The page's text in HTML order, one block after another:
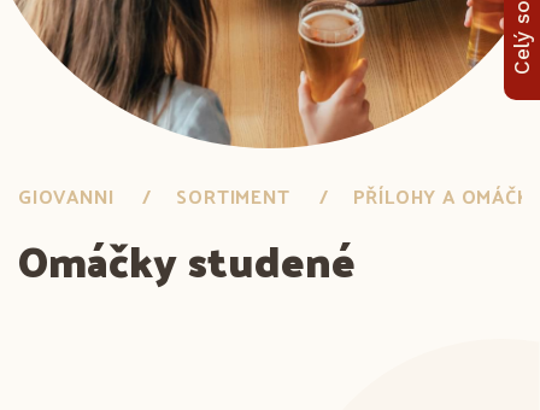
GIOVANNI SORTIMENT PŘÍLOHY A
Omáčky studené